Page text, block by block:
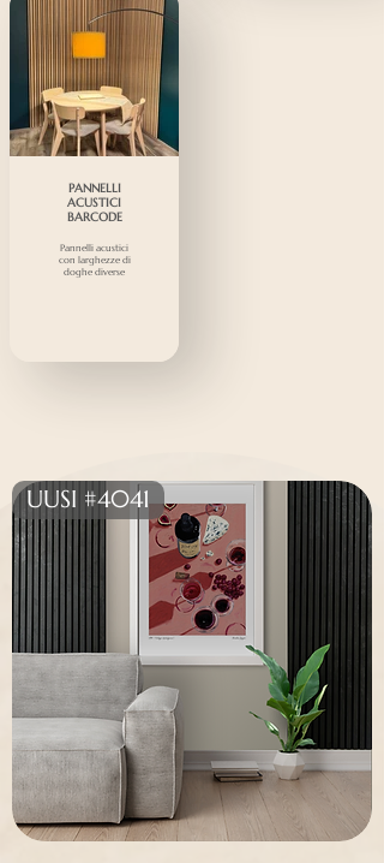
PANNELLI
ACUSTICI
BARCODE
Pannelli acustici
con larghezze di
doghe diverse
UUSI #4041